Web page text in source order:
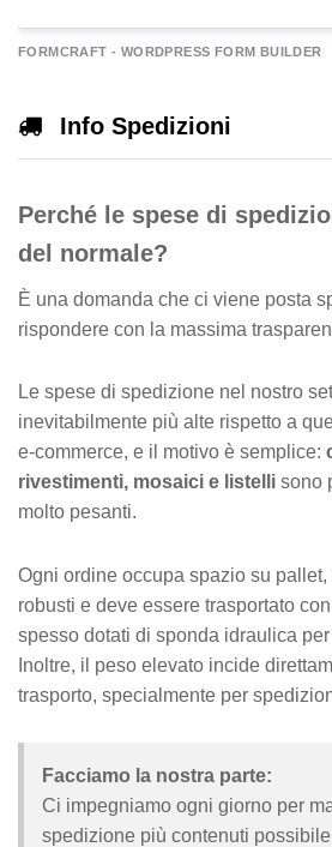
n
a
FORMCRAFT - WORDPRESS FORM BUILDER
Info Spedizioni
Perché le spese di
del normale?
È una domanda che ci viene posta
rispondere con la massima
Le spese di spedizione nel nostro
inevitabilmente più alte rispetto a
e-commerce, e il motivo è semplice:
rivestimenti, mosaici e listelli sono
molto pesanti.
Ogni ordine occupa spazio su
robusti e deve essere trasportato
spesso dotati di sponda idraulica
Inoltre, il peso elevato incide
trasporto, specialmente per
Facciamo la nostra parte:
Ci impegniamo ogni giorno per
spedizione più contenuti